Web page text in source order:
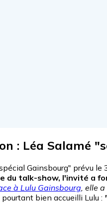
: Léa Salamé
Gainsbourg" prévu le
du talk-show, l'invité a
à Lulu Gainsbourg , elle
bien accueilli Lulu :